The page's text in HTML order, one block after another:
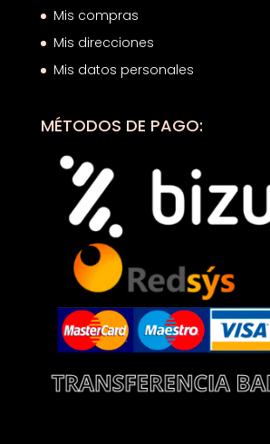
Mis compras
Mis direcciones
Mis datos personales
MÉTODOS DE PAGO: